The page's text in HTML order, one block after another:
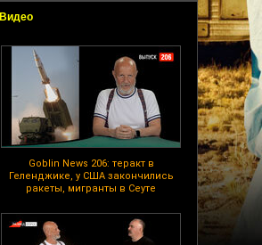
Видео
Goblin News 206: теракт в
Геленджике, у США закончились
ракеты, мигранты в Сеуте